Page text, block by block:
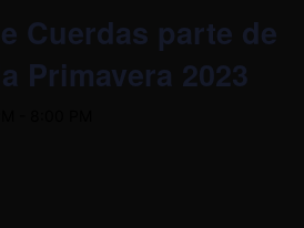
Cuerdas parte de
Primavera 2023